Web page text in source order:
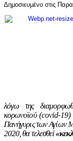
Δημοσιευμένο στις
λόγω της
κορωνοϊού (covid-19)
Πανήγυρις των Αγίων
2020, θα τελεσθεί